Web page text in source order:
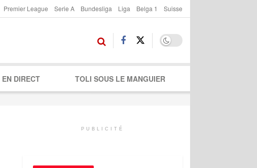
Premier League Serie A Bundesliga Liga Belga 1 Suisse
EN DIRECT TOLI SOUS LE MANGUIER
PUBLICITÉ